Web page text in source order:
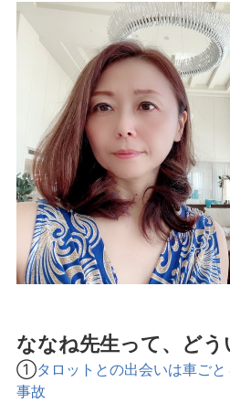
ななね先生って、どう
①タロットとの出会いは車ご
事故